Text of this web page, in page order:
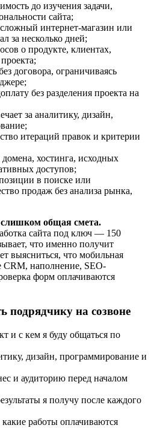
до изучения задачи,
сайта;
сложный интернет-магазин или
за несколько дней;
о продукте, клиентах,
договора, ограничиваясь
без разделения проекта на
за аналитику, дизайн,
итераций правок и критерии
домена, хостинга, исходных
доступов;
в поиске или
продаж без анализа рынка,
общая смета.
сайта под ключ — 150
что именно получит
выясниться, что мобильная
CRM, наполнение, SEO-
форм оплачиваются
подрядчику на созвоне
и с кем я буду общаться по
дизайн, программирование и
и аудиторию перед началом
я получу после каждого
какие работы оплачиваются